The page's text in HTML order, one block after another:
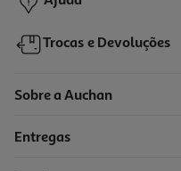
Trocas e Devoluções
Sobre a Auchan
Entregas